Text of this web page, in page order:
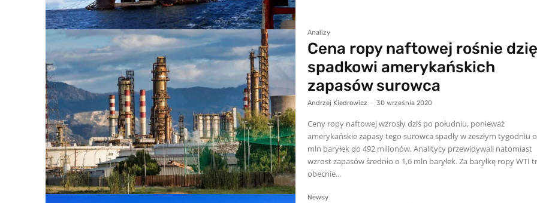
Analizy
Cena ropy naftowej rośnie
spadkowi amerykańskich
zapasów surowca
Andrzej Kiedrowicz - 30 września 2020
Ceny ropy naftowej wzrosły dziś po południu, ponieważ
amerykańskie zapasy tego surowca spadły w zeszłym tygodniu
mln baryłek do 492 milionów. Analitycy przewidywali natomiast
wzrost zapasów średnio o 1,6 mln baryłek. Za baryłkę ropy WTI
obecnie...
Newsy